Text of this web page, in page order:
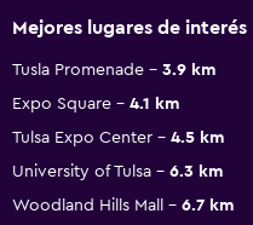
Mejores lugares de interés
Tusla Promenade
3.9 km
Expo Square
4.1 km
Tulsa Expo Center
4.5 km
University of Tulsa
6.3 km
Woodland Hills Mall
6.7 km